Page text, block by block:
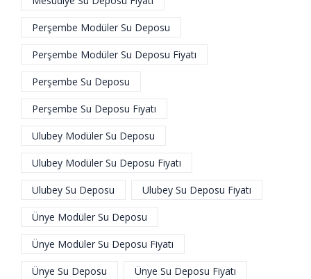
Perşembe Modüler Su Deposu
Perşembe Modüler Su Deposu Fiyatı
Perşembe Su Deposu
Perşembe Su Deposu Fiyatı
Ulubey Modüler Su Deposu
Ulubey Modüler Su Deposu Fiyatı
Ulubey Su Deposu Ulubey Su Deposu Fiyatı
Ünye Modüler Su Deposu
Ünye Modüler Su Deposu Fiyatı
Ünye Su Deposu Ünye Su Deposu Fiyatı